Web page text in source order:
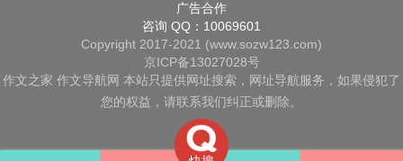
广告合作
咨询 QQ：10069601
Copyright 2017-2021 (www.sozw123.com)
京ICP备13027028号
作文之家 作文导航网 本站只提供网址搜索，网址导航服务，如果侵犯了
您的权益，请联系我们纠正或删除。